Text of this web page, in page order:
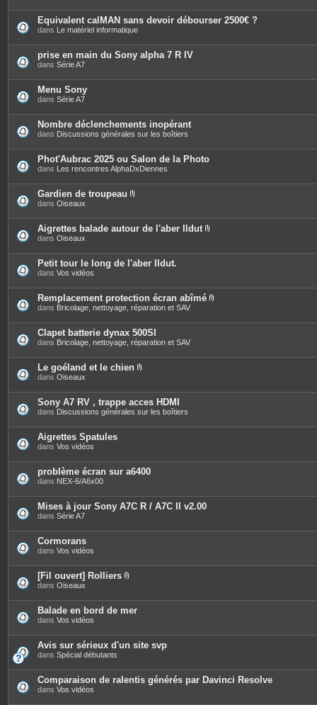
Equivalent calMAN sans devoir débourser 2500€ ?
dans Le matériel informatique
prise en main du Sony alpha 7 R IV
dans Série A7
Menu Sony
dans Série A7
Nombre déclenchements inopérant
dans Discussions générales sur les boîtiers
Phot'Aubrac 2025 ou Salon de la Photo
dans Les rencontres AlphaDxDiennes
Gardien de troupeau
è
c
j
o
i
t
e
s
dans Oiseaux
Aigrettes balade autour de l'aber Ildut
è
j
o
i
t
dans Oiseaux
Petit tour le long de l'aber Ildut.
dans Vos vidéos
Remplacement protection écran abîmé
è
j
t
dans Bricolage, nettoyage, réparation et SAV
Clapet batterie dynax 500SI
dans Bricolage, nettoyage, réparation et SAV
Le goéland et le chien
è
c
e
s
j
t
e
s
dans Oiseaux
Sony A7 RV , trappe acces HDMI
dans Discussions générales sur les boîtiers
Aigrettes Spatules
dans Vos vidéos
problème écran sur a6400
dans NEX-6/A6x00
Mises à jour Sony A7C R / A7C II v2.00
dans Série A7
Cormorans
dans Vos vidéos
[Fil ouvert] Rolliers
è
c
j
o
i
t
e
s
dans Oiseaux
Balade en bord de mer
dans Vos vidéos
Avis sur sérieux d'un site svp
dans Spécial débutants
Comparaison de ralentis générés par Davinci Resolve
dans Vos vidéos